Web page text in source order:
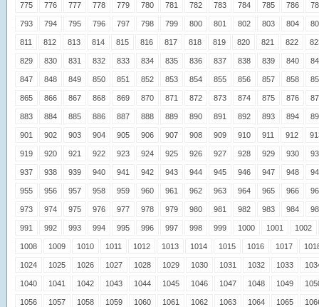
775 776 777 778 779 780 781 782 783 784 785 786
793 794 795 796 797 798 799 800 801 802 803 804
811 812 813 814 815 816 817 818 819 820 821 822
829 830 831 832 833 834 835 836 837 838 839 840
847 848 849 850 851 852 853 854 855 856 857 858
865 866 867 868 869 870 871 872 873 874 875 876
883 884 885 886 887 888 889 890 891 892 893 894
901 902 903 904 905 906 907 908 909 910 911 912
919 920 921 922 923 924 925 926 927 928 929 930
937 938 939 940 941 942 943 944 945 946 947 948
955 956 957 958 959 960 961 962 963 964 965 966
973 974 975 976 977 978 979 980 981 982 983 984
991 992 993 994 995 996 997 998 999 1000 1001 1002
1008 1009 1010 1011 1012 1013 1014 1015 1016 1017
1024 1025 1026 1027 1028 1029 1030 1031 1032 1033
1040 1041 1042 1043 1044 1045 1046 1047 1048 1049
1056 1057 1058 1059 1060 1061 1062 1063 1064 1065